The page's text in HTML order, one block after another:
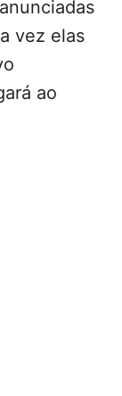
vez elas
ao